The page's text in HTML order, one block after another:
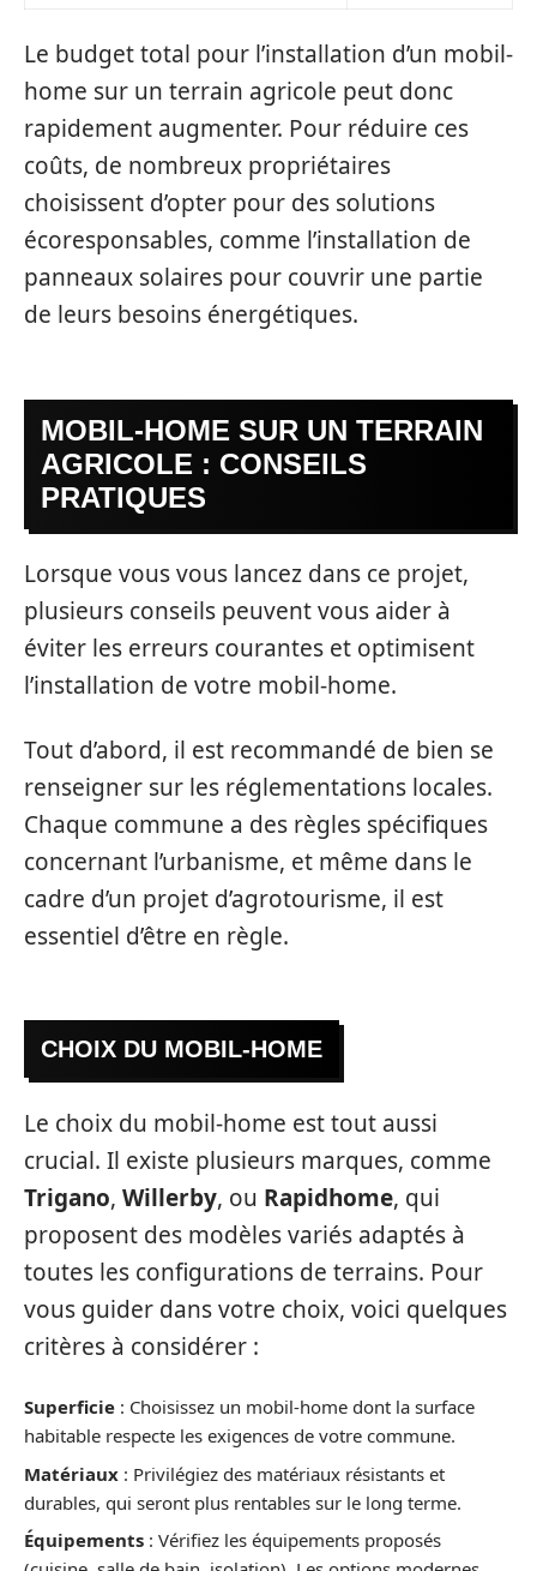
Le budget total pour l’installation d’un mobil-
home sur un terrain agricole peut donc
rapidement augmenter. Pour réduire ces
coûts, de nombreux propriétaires
choisissent d’opter pour des solutions
écoresponsables, comme l’installation de
panneaux solaires pour couvrir une partie
de leurs besoins énergétiques.
MOBIL-HOME SUR UN TERRAIN
AGRICOLE : CONSEILS
PRATIQUES
Lorsque vous vous lancez dans ce projet,
plusieurs conseils peuvent vous aider à
éviter les erreurs courantes et optimisent
l’installation de votre mobil-home.
Tout d’abord, il est recommandé de bien se
renseigner sur les réglementations locales.
Chaque commune a des règles spécifiques
concernant l’urbanisme, et même dans le
cadre d’un projet d’agrotourisme, il est
essentiel d’être en règle.
CHOIX DU MOBIL-HOME
Le choix du mobil-home est tout aussi
crucial. Il existe plusieurs marques, comme
Trigano, Willerby, ou Rapidhome, qui
proposent des modèles variés adaptés à
toutes les configurations de terrains. Pour
vous guider dans votre choix, voici quelques
critères à considérer :
Superficie : Choisissez un mobil-home dont la surface
habitable respecte les exigences de votre commune.
Matériaux : Privilégiez des matériaux résistants et
durables, qui seront plus rentables sur le long terme.
Équipements : Vérifiez les équipements proposés